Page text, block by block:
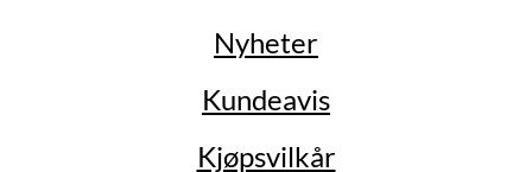
Nyheter
Kundeavis
Kjøpsvilkår